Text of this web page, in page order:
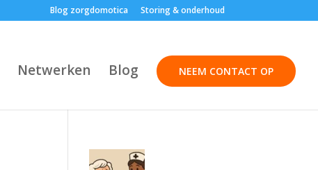
Blog zorgdomotica Storing & onderhoud
Netwerken Blog NEEM CONTACT OP